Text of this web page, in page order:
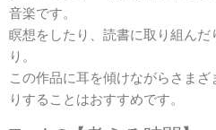
音楽です。
瞑想をしたり、読書に取り組んだ
り。
この作品に耳を傾けながらさま
りすることはおすすめです。